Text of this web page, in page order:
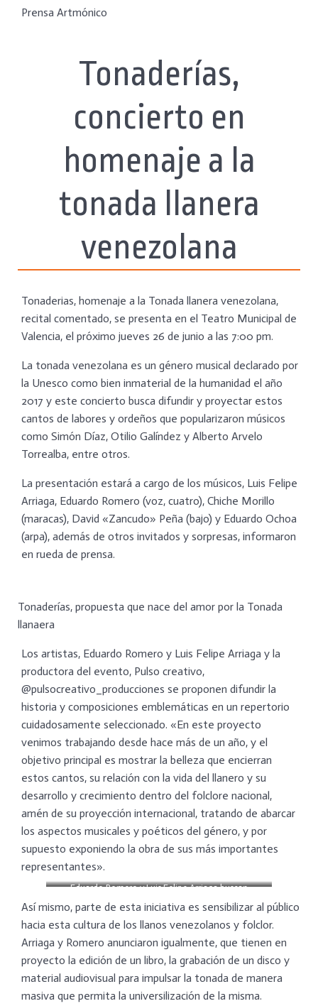
Prensa Artmónico
Tonaderías,
concierto en
homenaje a la
tonada llanera
venezolana
Tonaderias, homenaje a la Tonada llanera venezolana,
recital comentado, se presenta en el Teatro Municipal de
Valencia, el próximo jueves 26 de junio a las 7:00 pm.
La tonada venezolana es un género musical declarado por
la Unesco como bien inmaterial de la humanidad el año
2017 y este concierto busca difundir y proyectar estos
cantos de labores y ordeños que popularizaron músicos
como Simón Díaz, Otilio Galíndez y Alberto Arvelo
Torrealba, entre otros.
La presentación estará a cargo de los músicos, Luis Felipe
Arriaga, Eduardo Romero (voz, cuatro), Chiche Morillo
(maracas), David «Zancudo» Peña (bajo) y Eduardo Ochoa
(arpa), además de otros invitados y sorpresas, informaron
en rueda de prensa.
Tonaderías, propuesta que nace del amor por la Tonada
llanaera
Los artistas, Eduardo Romero y Luis Felipe Arriaga y la
productora del evento, Pulso creativo,
@pulsocreativo_producciones se proponen difundir la
historia y composiciones emblemáticas en un repertorio
cuidadosamente seleccionado. «En este proyecto
venimos trabajando desde hace más de un año, y el
objetivo principal es mostrar la belleza que encierran
estos cantos, su relación con la vida del llanero y su
desarrollo y crecimiento dentro del folclore nacional,
amén de su proyección internacional, tratando de abarcar
los aspectos musicales y poéticos del género, y por
supuesto exponiendo la obra de sus más importantes
representantes».
Eduardo Romero y Luis Felipe Arriaga buscan
sensibilizar al público hacia esta cultura de los llanos
Así mismo, parte de esta iniciativa es sensibilizar al público
hacia esta cultura de los llanos venezolanos y folclor.
Arriaga y Romero anunciaron igualmente, que tienen en
proyecto la edición de un libro, la grabación de un disco y
material audiovisual para impulsar la tonada de manera
masiva que permita la universilización de la misma.